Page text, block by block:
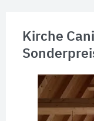
Kirche